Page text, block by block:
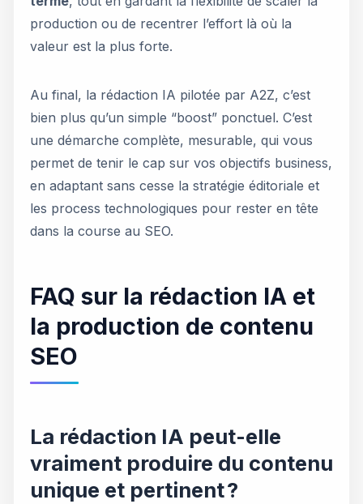
production ou de recentrer l’effort là où la
valeur est la plus forte.
Au final, la rédaction IA pilotée par A2Z, c’est
bien plus qu’un simple “boost” ponctuel. C’est
une démarche complète, mesurable, qui vous
permet de tenir le cap sur vos objectifs business,
en adaptant sans cesse la stratégie éditoriale et
les process technologiques pour rester en tête
dans la course au SEO.
FAQ sur la rédaction IA et
la production de contenu
SEO
La rédaction IA peut-elle
vraiment produire du contenu
unique et pertinent ?